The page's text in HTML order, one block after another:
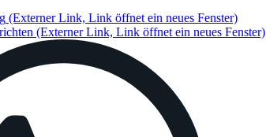
(Externer Link, Link öffnet ein neues Fenster)
(Externer Link, Link öffnet ein neues Fenster)